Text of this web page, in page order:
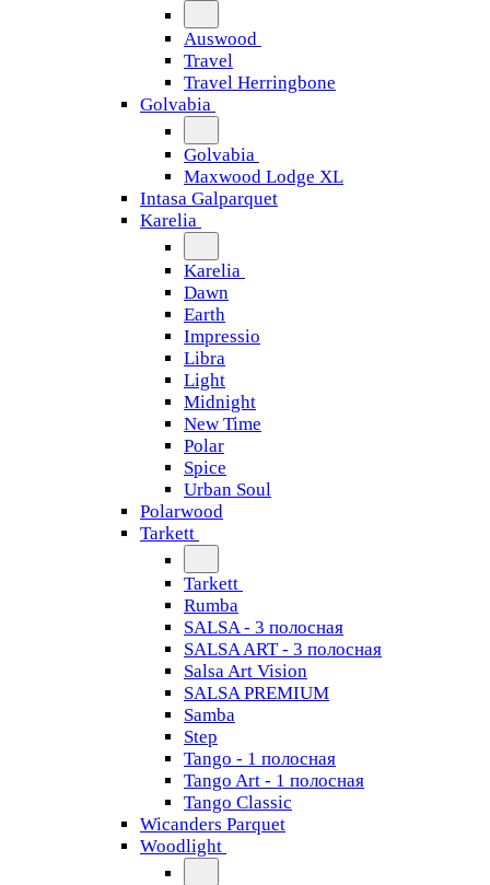
Auswood
Travel
Travel Herringbone
Golvabia
Golvabia
Maxwood Lodge XL
Intasa Galparquet
Karelia
Karelia
Dawn
Earth
Impressio
Libra
Light
Midnight
New Time
Polar
Spice
Urban Soul
Polarwood
Tarkett
Tarkett
Rumba
SALSA - 3 полосная
SALSA ART - 3 полосная
Salsa Art Vision
SALSA PREMIUM
Samba
Step
Tango - 1 полосная
Tango Art - 1 полосная
Tango Classiс
Wicanders Parquet
Woodlight